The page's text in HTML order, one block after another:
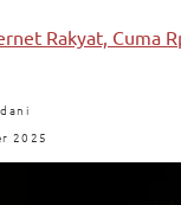
Rakyat, Cuma
2025